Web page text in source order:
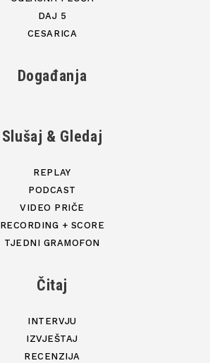
DAJ 5
CESARICA
Događanja
Slušaj & Gledaj
REPLAY
PODCAST
VIDEO PRIČE
RECORDING + SCORE
TJEDNI GRAMOFON
Čitaj
INTERVJU
IZVJEŠTAJ
RECENZIJA